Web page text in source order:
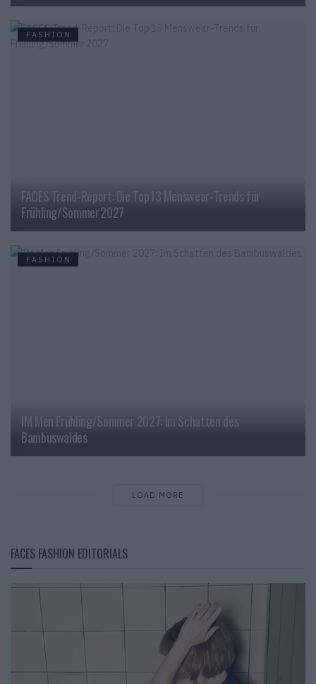
FASHION
FACES Trend-Report: Die Top 13 Menswear-Trends für
Frühling/Sommer 2027
FASHION
IM Men Frühling/Sommer 2027: Im Schatten des
Bambuswaldes
LOAD MORE
FACES FASHION EDITORIALS